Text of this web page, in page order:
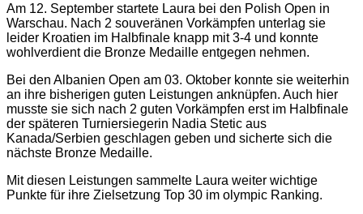
Am 12. September startete Laura bei den Polish Open in
Warschau. Nach 2 souveränen Vorkämpfen unterlag sie
leider Kroatien im Halbfinale knapp mit 3-4 und konnte
wohlverdient die Bronze Medaille entgegen nehmen.
Bei den Albanien Open am 03. Oktober konnte sie weiterhin
an ihre bisherigen guten Leistungen anknüpfen. Auch hier
musste sie sich nach 2 guten Vorkämpfen erst im Halbfinale
der späteren Turniersiegerin Nadia Stetic aus
Kanada/Serbien geschlagen geben und sicherte sich die
nächste Bronze Medaille.
Mit diesen Leistungen sammelte Laura weiter wichtige
Punkte für ihre Zielsetzung Top 30 im olympic Ranking.